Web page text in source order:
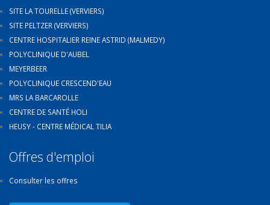
SITE LA TOURELLE (VERVIERS)
SITE PELTZER (VERVIERS)
CENTRE HOSPITALIER REINE ASTRID (MALMEDY)
POLYCLINIQUE D'AUBEL
MEYERBEER
POLYCLINIQUE CRESCEND'EAU
MRS LA BARCAROLLE
CENTRE DE SANTÉ HOLI
HEUSY - CENTRE MÉDICAL TILIA
Offres d'emploi
Consulter les offres